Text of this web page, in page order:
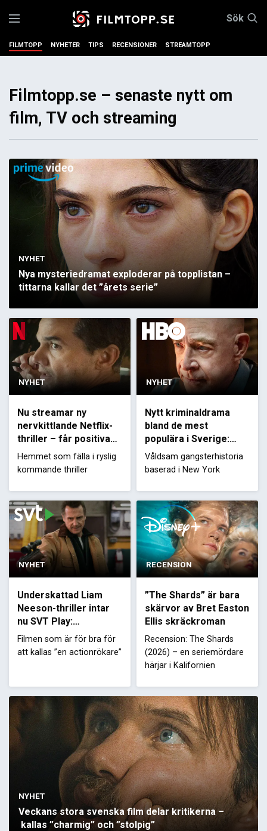
Sök
FILMTOPP NYHETER TIPS RECENSIONER STREAMTOPP
Filmtopp.se – senaste nytt om
film, TV och streaming
NYHET
Nya mysteriedramat exploderar på topplistan –
tittarna kallar det ”årets serie”
NYHET
Nu streamar ny
nervkittlande Netflix-
thriller – får positiva
recensioner
Hemmet som fälla i ryslig
kommande thriller
NYHET
Nytt kriminaldrama
bland de mest
populära i Sverige:
”Fartfylld och smart”
Våldsam gangsterhistoria
baserad i New York
NYHET
Underskattad Liam
Neeson-thriller intar
nu SVT Play:
”Välskriven”
Filmen som är för bra för
att kallas ”en actionrökare”
RECENSION
”The Shards” är bara
skärvor av Bret Easton
Ellis skräckroman
Recension: The Shards
(2026) – en seriemördare
härjar i Kalifornien
NYHET
Veckans stora svenska film delar kritikerna –
kallas ”charmig” och ”stolpig”